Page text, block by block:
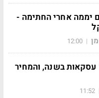
יממה אחרי החתימה -
|
12:00
קריית שרת: 138 עסקאות בשנה, והמחיר
11:52